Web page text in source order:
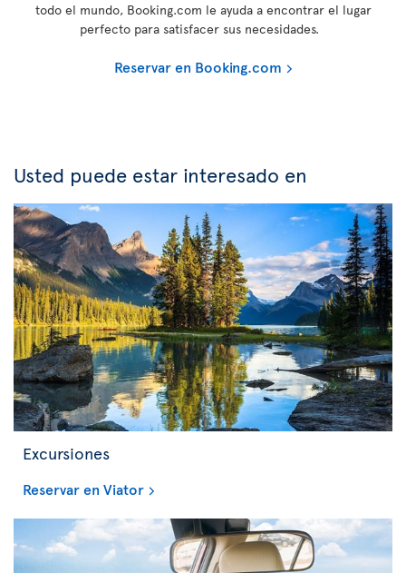
todo el mundo, Booking.com le ayuda a encontrar el lugar
perfecto para satisfacer sus necesidades.
Reservar en Booking.com
Usted puede estar interesado en
Excursiones
Reservar en Viator